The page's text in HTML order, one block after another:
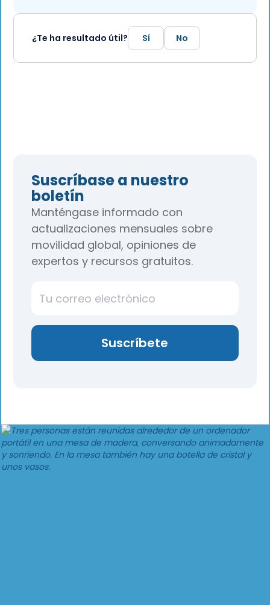
¿Te ha resultado útil? Sí No
Suscríbase a nuestro
boletín
Manténgase informado con
actualizaciones mensuales sobre
movilidad global, opiniones de
expertos y recursos gratuitos.